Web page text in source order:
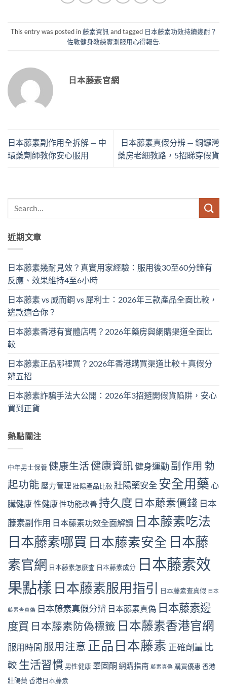
This entry was posted in藤素資訊 and tagged 日本藤素功效持續幾耐？
佐敦健身教練實測服用心得報告.
日本藤素官網
日本藤素副作用全拆解 — 中
環藥劑師教你安心服用
日本藤素真假分辨 — 銅鑼灣
藥房老細教路，5招睇穿假貨
近期文章
日本藤素幾耐見效？真實用家經驗：服用後30至60分鐘有
反應、效果維持4至6小時
日本藤素 vs 威而鋼 vs 犀利士：2026年三款產品全面比較，
邊款適合你？
日本藤素香港有實體店嗎？2026年藥房與網購渠道全面比
較
日本藤素正品哪裡買？2026年香港購買渠道比較＋真假分
辨五招
日本藤素詐騙手法大公開：2026年3招避開假貨陷阱，安心
買到正貨
熱點關注
中年男士保養健康生活健康資訊健身運動副作用 勃
起功能 壓力管理 壯陽產品比較壯陽藥安全安全用藥 心
臟健康性健康性功能改善 持久度 日本藤素價錢 日本
藤素副作用 日本藤素功效全面解讀 日本藤素吃法
日本藤素哪買 日本藤素安全 日本藤
素官網 日本藤素怎麼查 日本藤素成分 日本藤素效
果點樣 日本藤素服用指引 日本藤素查真假 日本
藤素查真偽 日本藤素真假分辨 日本藤素真偽 日本藤素邊
度買 日本藤素防偽標籤 日本藤素香港官網
服用時間 服用注意 正品日本藤素 正確劑量 比
較 生活習慣 男性健康睪固酮網購指南 藤素真偽 購買優惠 香港
壯陽藥香港日本藤素